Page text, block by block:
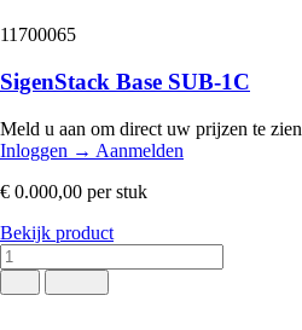
11700065
SigenStack Base SUB-1C
Meld u aan om direct uw prijzen te zien
Inloggen → Aanmelden
€ 0.000,00 per stuk
Bekijk product